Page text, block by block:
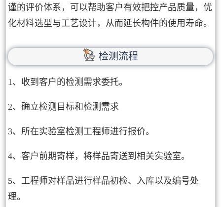
谨的评价体系，可以帮助客户有效把控产品质量，优
化材料选型与工艺设计，从而延长构件的使用寿命。
检测流程
1、收到客户的检测需求委托。
2、确立检测目标和检测需求
3、所在实验室检测工程师进行报价。
4、客户前期寄样，将样品寄送到相关实验室。
5、工程师对样品进行样品初检、入库以及编号处
理。